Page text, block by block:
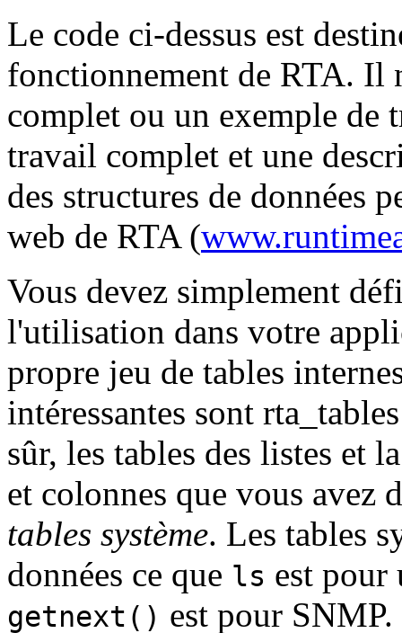
Le code ci-dessus est
fonctionnement de RTA. Il
complet ou un exemple de
travail complet et une
des structures de données
web de RTA (
Vous devez simplement
l'utilisation dans votre
propre jeu de tables
intéressantes sont
sûr, les tables des listes et
et colonnes que vous avez
tables système. Les tables
données ce que ls est pour
getnext() est pour SNMP.